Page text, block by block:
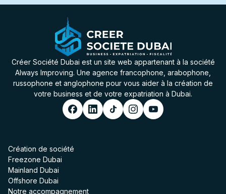
Créer Société Dubai est un site web appartenant à la société
Always Improving. Une agence francophone, arabophone,
russophone et anglophone pour vous aider à la création de
votre business et de votre expatriation à Dubai.
Création de société
Freezone Dubai
Mainland Dubai
Offshore Dubai
Notre accompagnement